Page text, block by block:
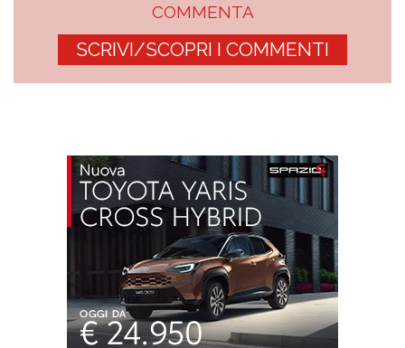
COMMENTA
SCRIVI/SCOPRI I COMMENTI